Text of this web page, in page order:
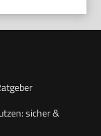
sicher &